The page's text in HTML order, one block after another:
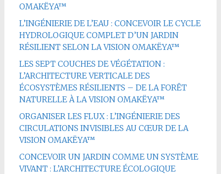
OMAKËYA™
L’INGÉNIERIE DE L’EAU : CONCEVOIR LE CYCLE
HYDROLOGIQUE COMPLET D’UN JARDIN
RÉSILIENT SELON LA VISION OMAKËYA™
LES SEPT COUCHES DE VÉGÉTATION :
L’ARCHITECTURE VERTICALE DES
ÉCOSYSTÈMES RÉSILIENTS – DE LA FORÊT
NATURELLE À LA VISION OMAKËYA™
ORGANISER LES FLUX : L’INGÉNIERIE DES
CIRCULATIONS INVISIBLES AU CŒUR DE LA
VISION OMAKËYA™
CONCEVOIR UN JARDIN COMME UN SYSTÈME
VIVANT : L’ARCHITECTURE ÉCOLOGIQUE